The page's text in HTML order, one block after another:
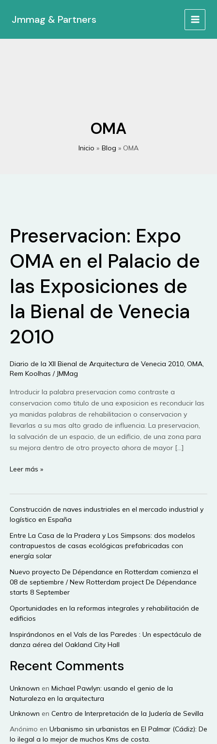
Jmmag & Partners
MAIN
OMA
Inicio Blog OMA
Preservacion: Expo
OMA en el Palacio de
las Exposiciones de
la Bienal de Venecia
2010
Diario de la XII Bienal de Arquitectura de Venecia 2010, OMA,
Rem Koolhas / JMMag
Introducir la palabra preservacion como contraste a
conservacion como titulo de una exposicion es reconducir las
ya manidas palabras de rehabilitacion o conservacion y
llevarlas a su mas alto grado de influencia. La preservacion,
la salvación de un espacio, de un edificio, de una zona para
su mejora dentro de otro proyecto ahora de mayor […]
Preservacion:
el
Palacio
de
las
Exposiciones
de
la
Bienal
Venecia
Leer más »
Construcción de naves industriales en el mercado industrial y
logístico en España
Entre La Casa de la Pradera y Los Simpsons: dos modelos
contrapuestos de casas ecológicas prefabricadas con
energía solar
Nuevo proyecto De Dépendance en Rotterdam comienza el
08 de septiembre / New Rotterdam project De Dépendance
starts 8 September
Oportunidades en la reformas integrales y rehabilitación de
edificios
Inspirándonos en el Vals de las Paredes : Un espectáculo de
danza aérea del Oakland City Hall
Recent Comments
Unknown en Michael Pawlyn: usando el genio de la
Naturaleza en la arquitectura
Unknown en Centro de Interpretación de la Judería de Sevilla
Anónimo en Urbanismo sin urbanistas en El Palmar (Cádiz): De
lo ilegal a lo mejor de muchos Kms de costa.